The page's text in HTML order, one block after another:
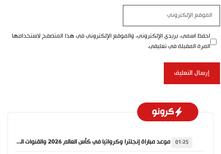
احفظ اسمي، بريدي الإلكتروني، والموقع الإلكتروني في هذا المتصفح لاستخدامها
المرة المقبلة في تعليقي.
كرونو
01:25 موعد مباراة إنجلترا وكرواتيا في كأس العالم 2026 والقنوات الناقلة